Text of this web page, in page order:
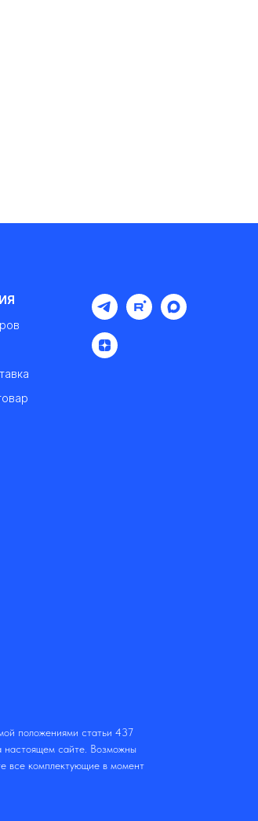
положениями статьи 437
настоящем сайте. Возможны
все комплектующие в момент